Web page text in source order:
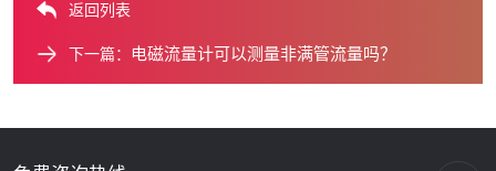
返回列表
下一篇： 电磁流量计可以测量非满管流量吗？